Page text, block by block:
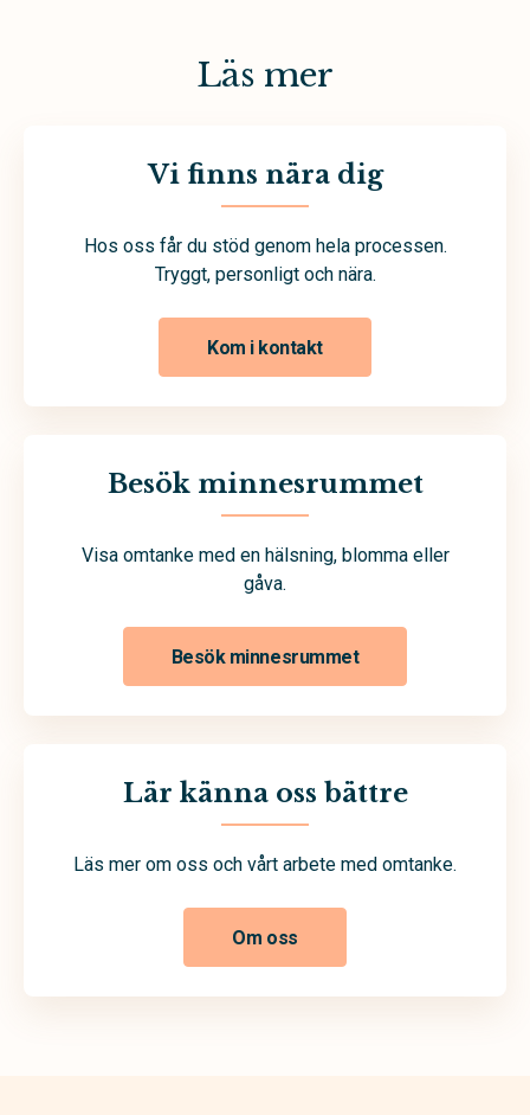
Läs mer
Vi finns nära dig
Hos oss får du stöd genom hela processen.
Tryggt, personligt och nära.
Kom i kontakt
Besök minnesrummet
Visa omtanke med en hälsning, blomma eller
gåva.
Besök minnesrummet
Lär känna oss bättre
Läs mer om oss och vårt arbete med omtanke.
Om oss